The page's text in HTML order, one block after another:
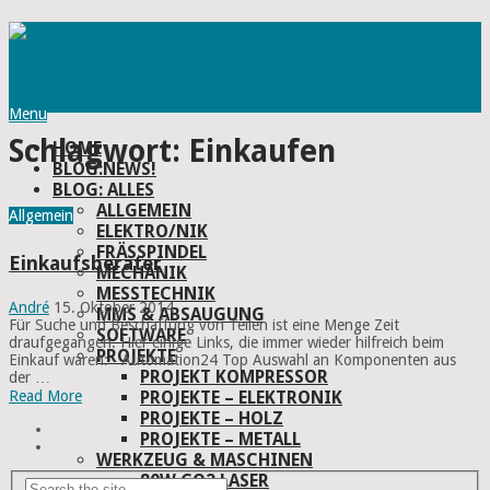
Menu
HOME
BLOG:NEWS!
BLOG: ALLES
ALLGEMEIN
ELEKTRO/NIK
FRÄSSPINDEL
MECHANIK
MESSTECHNIK
MMS & ABSAUGUNG
SOFTWARE
PROJEKTE
PROJEKT KOMPRESSOR
PROJEKTE – ELEKTRONIK
PROJEKTE – HOLZ
PROJEKTE – METALL
WERKZEUG & MASCHINEN
80W CO2 LASER
Schlagwort: Einkaufen
Allgemein
Einkaufsberater
André 15. Oktober 2014
Für Suche und Beschaffung von Teilen ist eine Menge Zeit
draufgegangen. Hier einige Links, die immer wieder hilfreich beim
Einkauf waren: Automation24 Top Auswahl an Komponenten aus
der …
Read More